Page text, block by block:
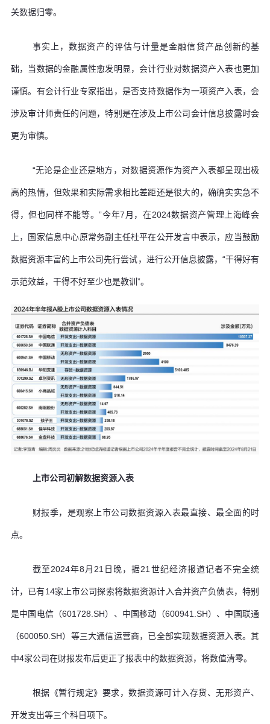
关数据归零。
事实上，数据资产的评估与计量是金融信贷产品创新的基
础，当数据的金融属性愈发明显，会计行业对数据资产入表也更加
谨慎。有会计行业专家指出，是否支持数据作为一项资产入表，会
涉及审计师责任的问题，特别是在涉及上市公司会计信息披露时会
更为审慎。
“无论是企业还是地方，对数据资源作为资产入表都呈现出极
高的热情，但效果和实际需求相比差距还是很大的，确确实实急不
得，但也同样不能等。”今年7月，在2024数据资产管理上海峰会
上，国家信息中心原常务副主任杜平在公开发言中表示，应当鼓励
数据资源丰富的上市公司先行尝试，进行公开信息披露，“干得好有
示范效益，干得不好至少也是教训”。
上市公司初解数据资源入表
财报季，是观察上市公司数据资源入表最直接、最全面的时
点。
截至2024年8月21日晚，据21世纪经济报道记者不完全统
计，已有14家上市公司探索将数据资源计入合并资产负债表，特别
是中国电信（601728.SH）、中国移动（600941.SH）、中国联通
（600050.SH）等三大通信运营商，已全部实现数据资源入表。其
中4家公司在财报发布后更正了报表中的数据资源，将数值清零。
根据《暂行规定》要求，数据资源可计入存货、无形资产、
开发支出等三个科目项下。